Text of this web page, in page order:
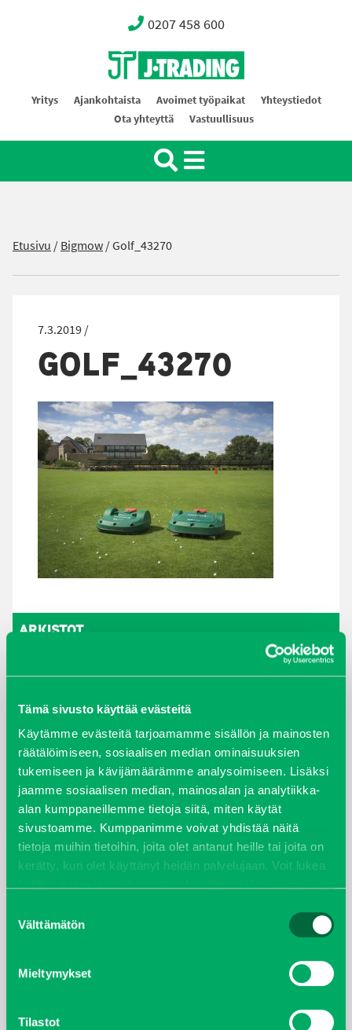
Tämä sivusto käyttää evästeitä
Käytämme evästeitä tarjoamamme sisällön ja mainosten
räätälöimiseen, sosiaalisen median ominaisuuksien
tukemiseen ja kävijämäärämme analysoimiseen. Lisäksi
jaamme sosiaalisen median, mainosalan ja analytiikka-
alan kumppaneillemme tietoja siitä, miten käytät
sivustoamme. Kumppanimme voivat yhdistää näitä
tietoja muihin tietoihin, joita olet antanut heille tai joita on
kerätty, kun olet käyttänyt heidän palvelujaan. Voit lukea
valinta
Välttämätön
Mieltymykset
Tilastot
0207 458 600
Oy J-Trading Ab
Yritys Ajankohtaista Avoimet työpaikat
Yhteystiedot
Ota yhteyttä
Vastuullisuus
Etusivu /Bigmow/Golf_43270
7.3.2019 /
GOLF_43270
ARKISTOT
elokuu 2024
syyskuu 2023
joulukuu 2022
huhtikuu 2022
helmikuu 2022
kesäkuu 2021
tammikuu 2021